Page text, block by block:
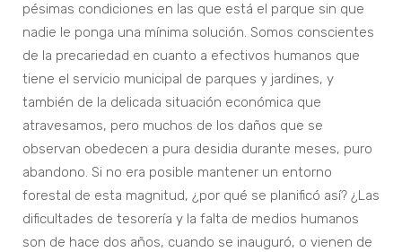
pésimas condiciones en las que está el parque sin que
nadie le ponga una mínima solución. Somos conscientes
de la precariedad en cuanto a efectivos humanos que
tiene el servicio municipal de parques y jardines, y
también de la delicada situación económica que
atravesamos, pero muchos de los daños que se
observan obedecen a pura desidia durante meses, puro
abandono. Si no era posible mantener un entorno
forestal de esta magnitud, ¿por qué se planificó así? ¿Las
dificultades de tesorería y la falta de medios humanos
son de hace dos años, cuando se inauguró, o vienen de